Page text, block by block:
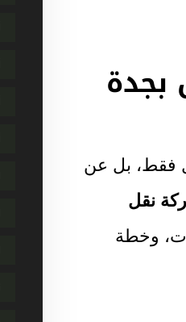
بجدة
فقط، بل عن
نقل
وخطة